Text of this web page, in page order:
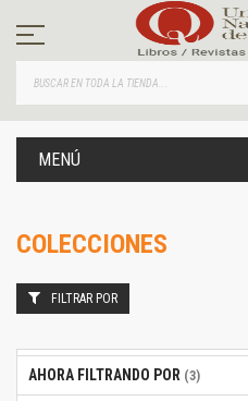
contenido
MENÚ
COLECCIONES
FILTRAR POR
AHORA FILTRANDO POR